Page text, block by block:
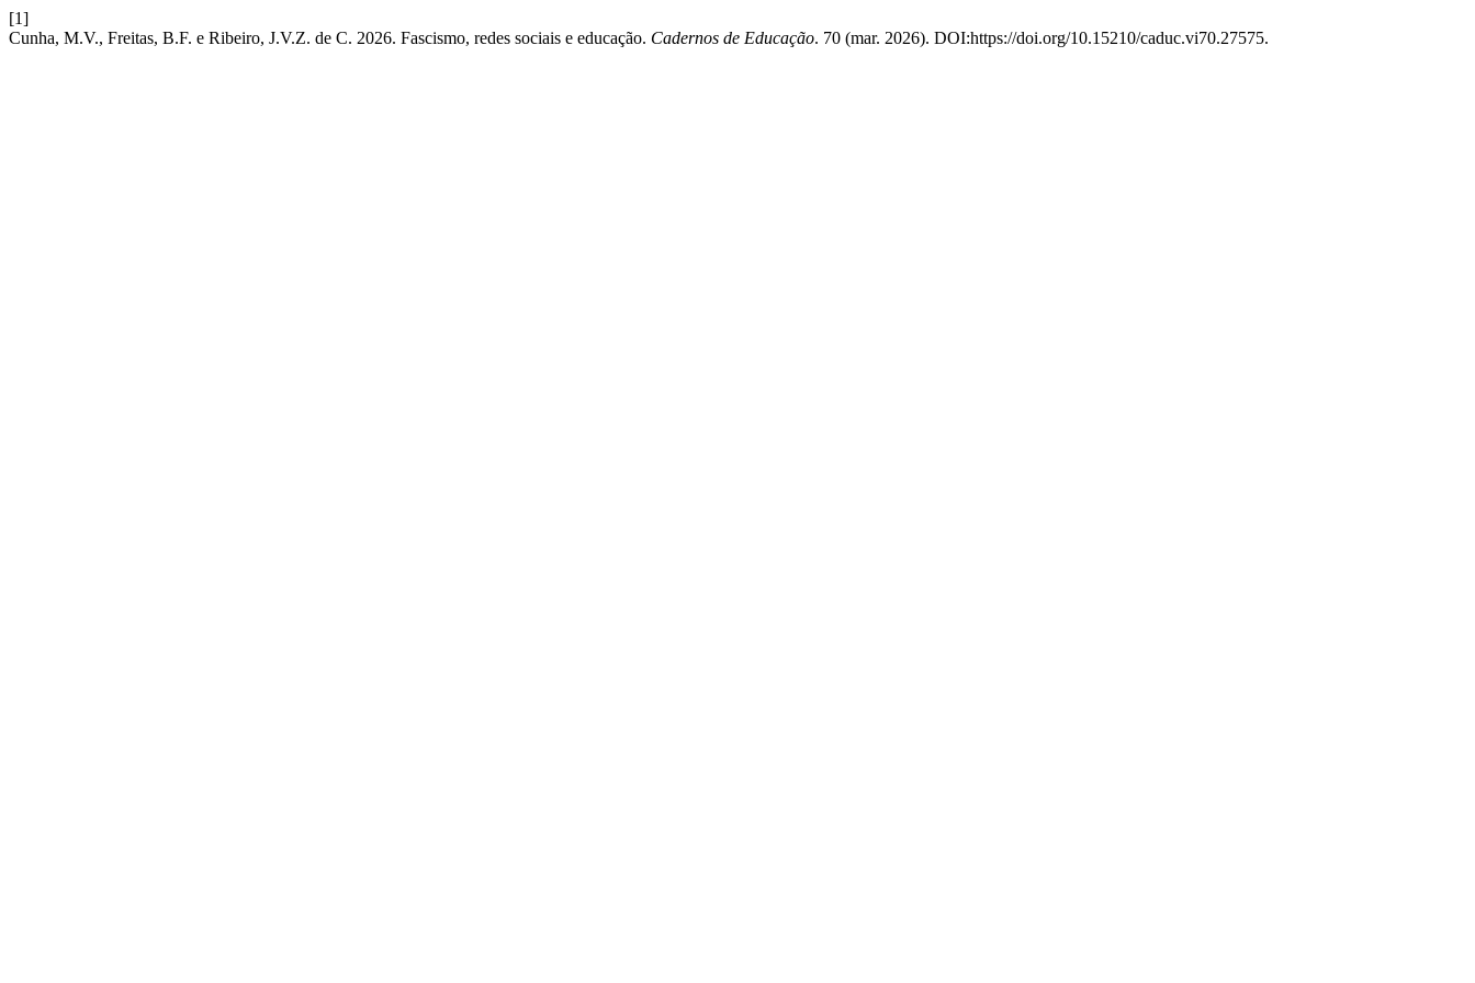
[1]
Cunha, M.V., Freitas, B.F. e Ribeiro, J.V.Z. de C. 2026. Fascismo, redes sociais e educação. Cadernos de Educação. 70 (mar. 2026). DOI:https://doi.org/10.15210/caduc.vi70.27575.